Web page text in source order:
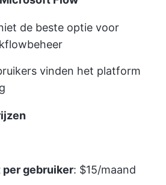
de beste optie voor
vinden het platform
gebruiker: $15/maand